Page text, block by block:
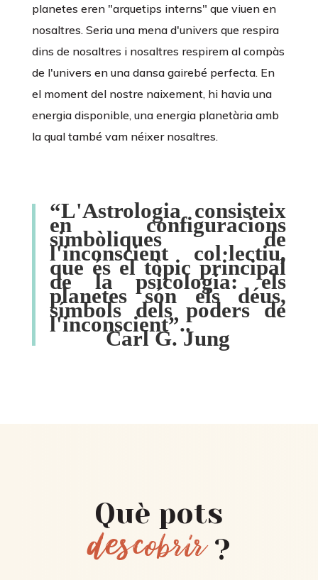
planetes eren "arquetips interns" que viuen en
nosaltres. Seria una mena d'univers que respira
dins de nosaltres i nosaltres respirem al compàs
de l'univers en una dansa gairebé perfecta. En
el moment del nostre naixement, hi havia una
energia disponible, una energia planetària amb
la qual també vam néixer nosaltres.
“L'Astrologia consisteix
en configuracions
simbòliques de
l'inconscient col·lectiu,
que és el tòpic principal
de la psicologia: els
planetes són els déus,
símbols dels poders de
l'inconscient”..
Carl G. Jung
Què pots
descobrir ?